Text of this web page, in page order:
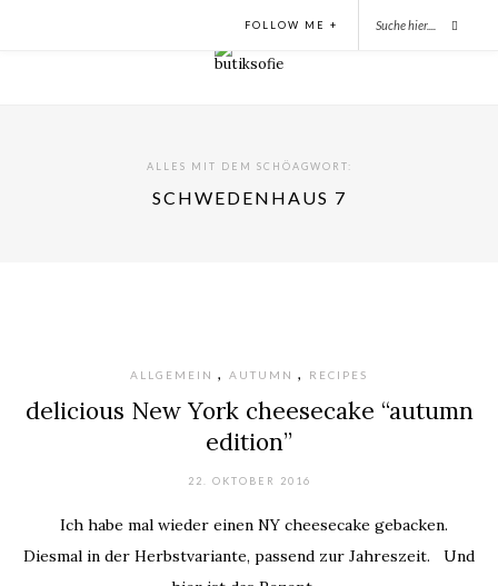
FOLLOW ME +
ALLES MIT DEM SCHÖAGWORT:
SCHWEDENHAUS 7
ALLGEMEIN , AUTUMN , RECIPES
delicious New York cheesecake “autumn
edition”
22. OKTOBER 2016
Ich habe mal wieder einen NY cheesecake gebacken.
Diesmal in der Herbstvariante, passend zur Jahreszeit. Und